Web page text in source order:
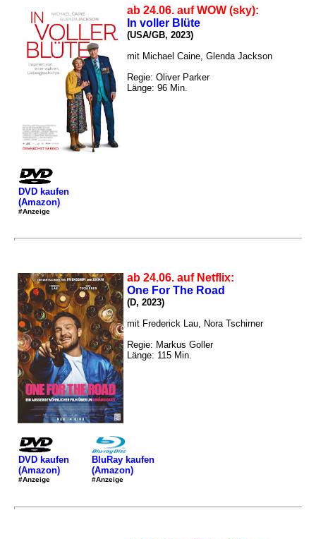
ab 24.06. auf WOW (sky):
In voller Blüte
(USA/GB, 2023)
mit Michael Caine, Glenda Jackson
Regie: Oliver Parker
Länge: 96 Min.
DVD kaufen
(Amazon)
#Anzeige
ab 24.06. auf Netflix:
One For The Road
(D, 2023)
mit Frederick Lau, Nora Tschirner
Regie: Markus Goller
Länge: 115 Min.
DVD kaufen
(Amazon)
#Anzeige
BluRay kaufen
(Amazon)
#Anzeige